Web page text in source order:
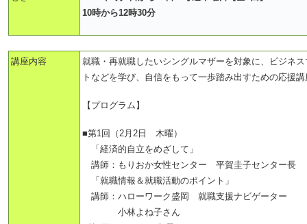
10時から12時30分
講座内容
就職・再就職したいシングルマザーを対象に、ビジネ
トなどを学び、自信をもって一歩踏み出すための応援
【プログラム】
■第1回（2月2日 木曜）
「経済的自立をめざして」
講師：もりおか女性センター 平賀圭子センター長
「就職情報＆就職活動のポイント」
講師：ハローワーク盛岡 就職支援ナビゲーター
小林よね子さん